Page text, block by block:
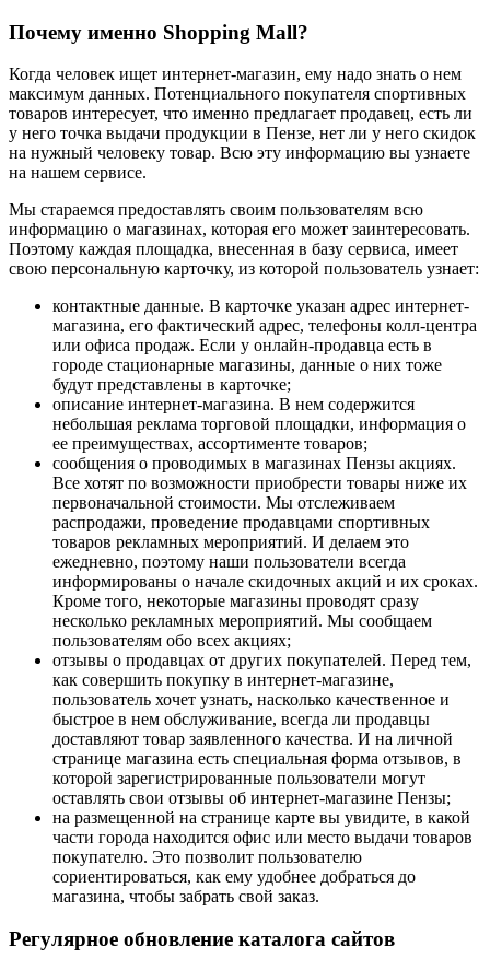
Почему именно Shopping Mall?
Когда человек ищет интернет-магазин, ему надо знать о нем
максимум данных. Потенциального покупателя спортивных
товаров интересует, что именно предлагает продавец, есть ли
у него точка выдачи продукции в Пензе, нет ли у него скидок
на нужный человеку товар. Всю эту информацию вы узнаете
на нашем сервисе.
Мы стараемся предоставлять своим пользователям всю
информацию о магазинах, которая его может заинтересовать.
Поэтому каждая площадка, внесенная в базу сервиса, имеет
свою персональную карточку, из которой пользователь узнает:
контактные данные. В карточке указан адрес интернет-
магазина, его фактический адрес, телефоны колл-центра
или офиса продаж. Если у онлайн-продавца есть в
городе стационарные магазины, данные о них тоже
будут представлены в карточке;
описание интернет-магазина. В нем содержится
небольшая реклама торговой площадки, информация о
ее преимуществах, ассортименте товаров;
сообщения о проводимых в магазинах Пензы акциях.
Все хотят по возможности приобрести товары ниже их
первоначальной стоимости. Мы отслеживаем
распродажи, проведение продавцами спортивных
товаров рекламных мероприятий. И делаем это
ежедневно, поэтому наши пользователи всегда
информированы о начале скидочных акций и их сроках.
Кроме того, некоторые магазины проводят сразу
несколько рекламных мероприятий. Мы сообщаем
пользователям обо всех акциях;
отзывы о продавцах от других покупателей. Перед тем,
как совершить покупку в интернет-магазине,
пользователь хочет узнать, насколько качественное и
быстрое в нем обслуживание, всегда ли продавцы
доставляют товар заявленного качества. И на личной
странице магазина есть специальная форма отзывов, в
которой зарегистрированные пользователи могут
оставлять свои отзывы об интернет-магазине Пензы;
на размещенной на странице карте вы увидите, в какой
части города находится офис или место выдачи товаров
покупателю. Это позволит пользователю
сориентироваться, как ему удобнее добраться до
магазина, чтобы забрать свой заказ.
Регулярное обновление каталога сайтов